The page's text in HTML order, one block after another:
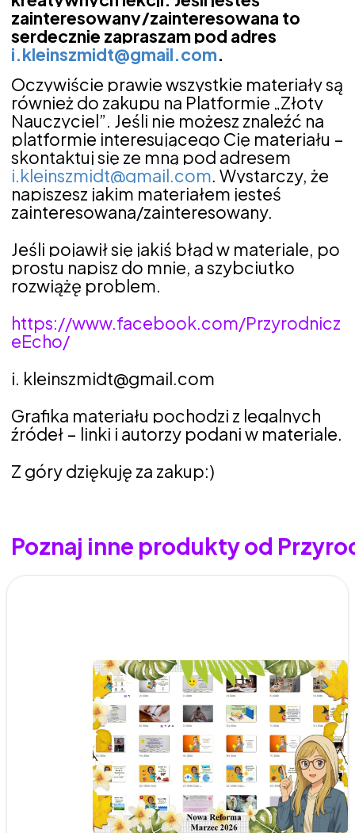
zainteresowany/zainteresowana to
serdecznie zapraszam pod adres
i.kleinszmidt@gmail.com.
Oczywiście prawie wszystkie materiały są
również do zakupu na Platformie „Złoty
Nauczyciel”. Jeśli nie możesz znaleźć na
platformie interesującego Cię materiału –
skontaktuj się ze mną pod adresem
i.kleinszmidt@gmail.com. Wystarczy, że
napiszesz jakim materiałem jesteś
zainteresowana/zainteresowany.
Jeśli pojawił się jakiś błąd w materiale, po
prostu napisz do mnie, a szybciutko
rozwiążę problem.
https://www.facebook.com/Przyrodnicz
eEcho/
i. kleinszmidt@gmail.com
Grafika materiału pochodzi z legalnych
źródeł – linki i autorzy podani w materiale.
Z góry dziękuję za zakup:)
Poznaj inne produkty od